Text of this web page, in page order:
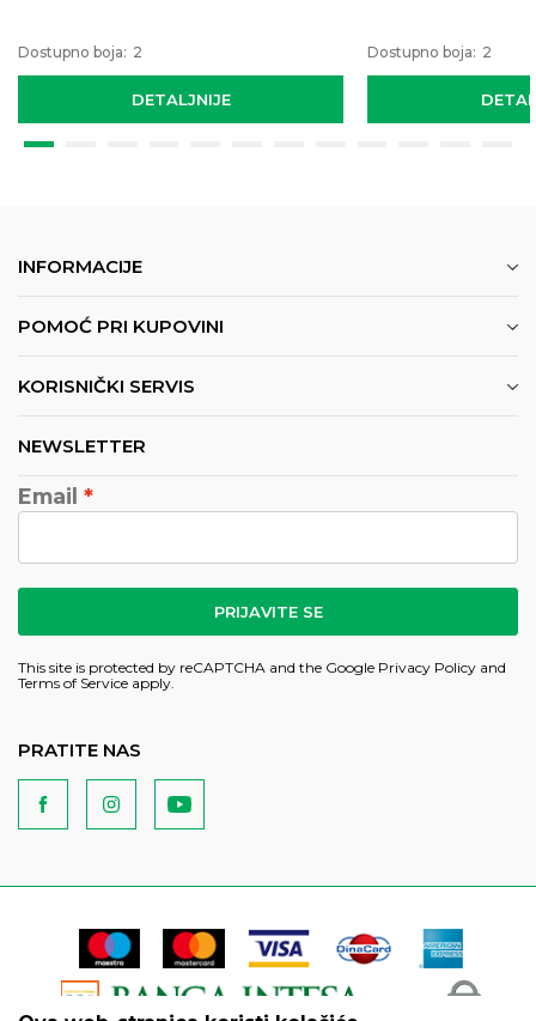
DETALJNIJE
Dostupno boja: 2 Dostupno boja: 2
INFORMACIJE
POMOĆ PRI KUPOVINI
KORISNIČKI SERVIS
NEWSLETTER
Email
PRIJAVITE SE
This site is protected by reCAPTCHA and the Google Privacy Policy and
Terms of Service apply.
PRATITE NAS